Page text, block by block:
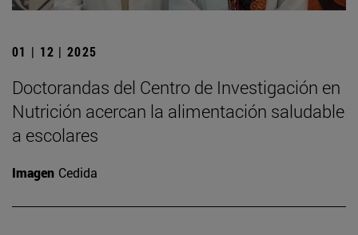
01 | 12 | 2025
Doctorandas del Centro de Investigación en
Nutrición acercan la alimentación saludable
a escolares
Imagen Cedida